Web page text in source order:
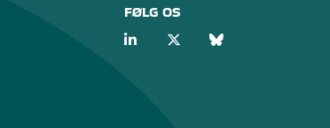
FØLG OS